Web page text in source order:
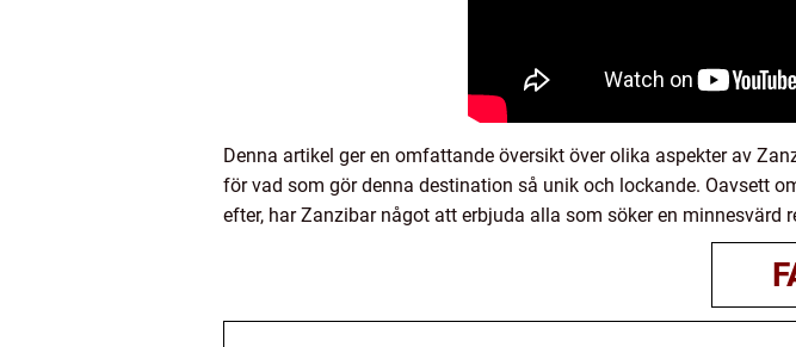
Denna artikel ger en omfattande översikt över olika aspekter av
för vad som gör denna destination så unik och lockande. Oavsett
efter, har Zanzibar något att erbjuda alla som söker en minnesvärd